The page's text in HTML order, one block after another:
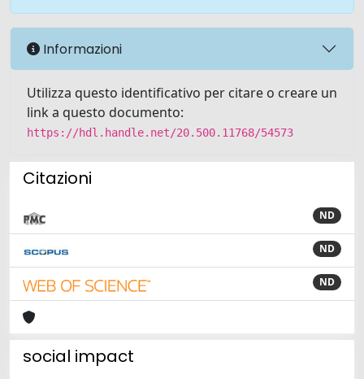
Informazioni
Utilizza questo identificativo per citare o creare un
link a questo documento:
https://hdl.handle.net/20.500.11768/54573
Citazioni
ND
ND
ND
social impact